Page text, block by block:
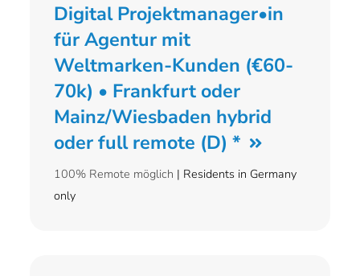
Digital Projektmanager•in
für Agentur mit
Weltmarken-Kunden (€60-
70k) • Frankfurt oder
Mainz/Wiesbaden hybrid
oder full remote (D) *
100% Remote möglich | Residents in Germany
only